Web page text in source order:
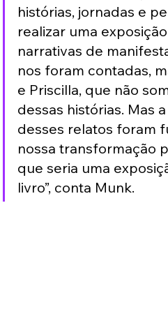
histórias, jornadas e
realizar uma
narrativas de
nos foram contadas,
e Priscilla, que não
dessas histórias. Mas
desses relatos foram
nossa transformação
que seria uma
livro”, conta Munk.